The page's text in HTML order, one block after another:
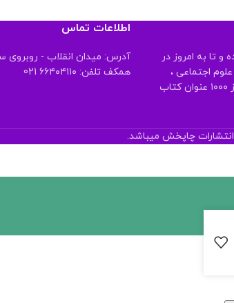
به کار کرده و تا به امروز در
اجتماعی ،
انتشار آثار دکتر شریعتی ، اقتصاد و ... بیش از ۱۰۰۰ عنوان کتاب
اطلاعات تماس
آدرس: میدان انقلاب - روبروی
همکف تلفن: ۶۶۴۰۴۱۱۰ 021
چاپخش میباشد.